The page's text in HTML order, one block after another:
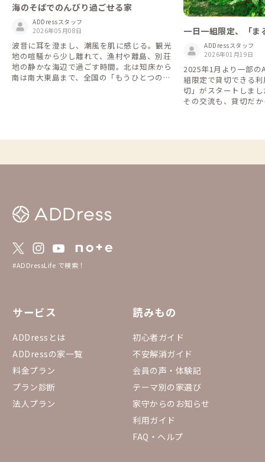
海のそばでのんびり過ごせる家
ADDressスタッフ
2026年05月08日
波音に耳を澄まし、潮風を肌に感じる。観光
地の喧騒から少し離れて、漁村や離島、別荘
地の静かな海辺で過ごす時間。北は知床から
南は南大東島まで、全国の「もうひとつの海
一日一組限定、「ま
家
ADDressスタッフ
2026年01月19日
2025年1月より一部の
組限定で貸切できる
切」がスタートしました。 シェア
その交流も、貸切だ
し、シーンや気分に
#ADDressLife で検索！
サービス
ADDressとは
ADDressの家一覧
料金プラン
プラン診断
法人プラン
読みもの
初心者ガイド
不安解消ガイド
会員の声・体験記
テーマ別の家選び
家守からのお知らせ
利用ガイド
FAQ・ヘルプ